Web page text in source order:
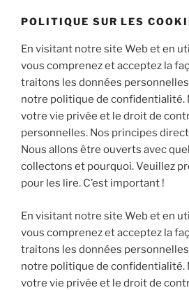
POLITIQUE SUR LES
En visitant notre site Web et en
vous comprenez et acceptez la
traitons les données
notre politique de confidentialité.
votre vie privée et le droit de
personnelles. Nos principes
Nous allons être ouverts avec
collectons et pourquoi. Veuillez
pour les lire. C’est important !
En visitant notre site Web et en
vous comprenez et acceptez la
traitons les données
notre politique de confidentialité.
votre vie privée et le droit de